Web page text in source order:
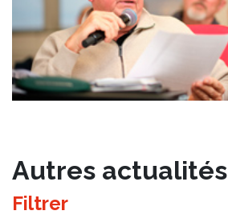
Autres actualités
Filtrer